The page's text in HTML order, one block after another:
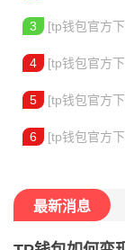
3 [tp钱包官方
4 [tp钱包官方
5 [tp钱包官方
6 [tp钱包官方
最新消息